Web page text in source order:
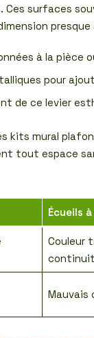
surfaces
à la pièce
pour
de ce levier
kits mural
tout espace
Écueils
Couleur
Mauvais